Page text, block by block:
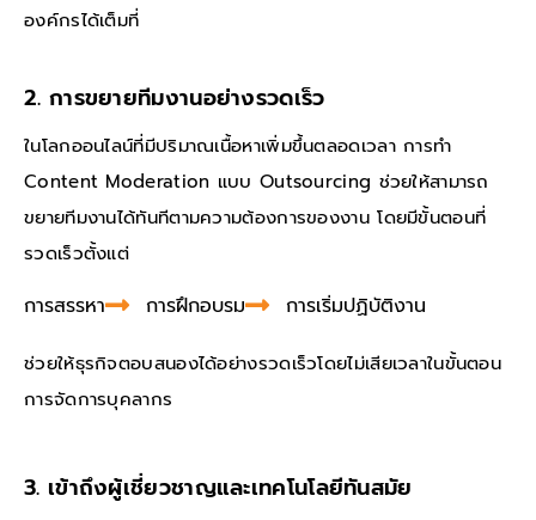
องค์กรได้เต็มที่
2. การขยายทีมงานอย่างรวดเร็ว
ในโลกออนไลน์ที่มีปริมาณเนื้อหาเพิ่มขึ้นตลอดเวลา การทำ
Content Moderation แบบ Outsourcing ช่วยให้สามารถ
ขยายทีมงานได้ทันทีตามความต้องการของงานโดยมีขั้นตอนที่
รวดเร็วตั้งแต่
การสรรหา การฝึกอบรม การเริ่มปฏิบัติงาน
ช่วยให้ธุรกิจตอบสนองได้อย่างรวดเร็วโดยไม่เสียเวลาในขั้นตอน
การจัดการบุคลากร
3. เข้าถึงผู้เชี่ยวชาญและเทคโนโลยีทันสมัย